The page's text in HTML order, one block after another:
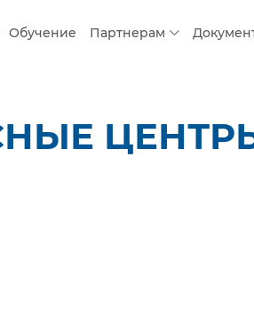
Обучение Партнерам
ЦЕНТРЫ